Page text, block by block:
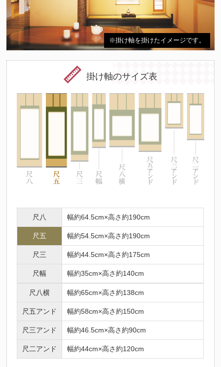
※掛け軸を掛けたイメージです。
掛け軸のサイズ表
尺八 幅約64.5cm×高さ約190cm
尺五 幅約54.5cm×高さ約190cm
尺三 幅約44.5cm×高さ約175cm
尺幅 幅約35cm×高さ約140cm
尺八横 幅約65cm×高さ約138cm
尺五アンド 幅約58cm×高さ約150cm
尺三アンド 幅約46.5cm×高さ約90cm
尺二アンド 幅約44cm×高さ約120cm